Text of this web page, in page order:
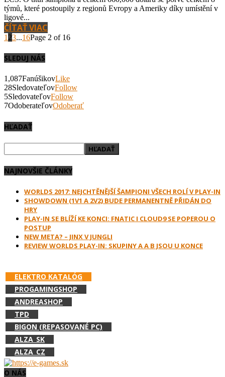
týmů, které postoupily z regionů Evropy a Ameriky díky umístění v
ligové...
ČÍTAŤ VIAC
1 23...16Page 2 of 16
SLEDUJ NÁS
1,087FanúšikovLike
28SledovateľovFollow
5SledovateľovFollow
7OdoberateľovOdoberať
HĽADAŤ
NAJNOVŠIE ČLÁNKY
WORLDS 2017: NEJCHTĚNĚJŠÍ ŠAMPIONI VŠECH ROLÍ V PLAY-IN
SHOWDOWN (1V1 A 2V2) BUDE PERMANENTNĚ PŘIDÁN DO
HRY
PLAY-IN SE BLÍŽÍ KE KONCI: FNATIC I CLOUD9 SE POPEROU O
POSTUP
NEW META? – JINX V JUNGLI
REVIEW WORLDS PLAY-IN: SKUPINY A A B JSOU U KONCE
ELEKTRO KATALÓG
PROGAMINGSHOP
ANDREASHOP
TPD
BIGON (REPASOVANÉ PC)
ALZA_SK
ALZA_CZ
O NÁS